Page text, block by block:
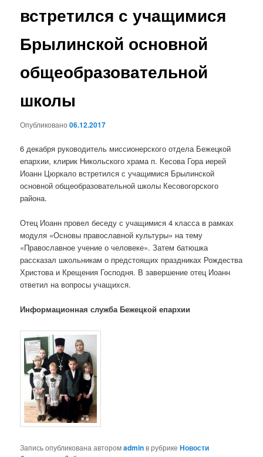
встретился с учащимися
Брылинской основной
общеобразовательной
школы
Опубликовано06.12.2017
6 декабря руководитель миссионерского отдела Бежецкой
епархии, клирик Никольского храма п. Кесова Гора иерей
Иоанн Цюркало встретился с учащимися Брылинской
основной общеобразовательной школы Кесовогорского
района.
Отец Иоанн провел беседу с учащимися 4 класса в рамках
модуля «Основы православной культуры» на тему
«Православное учение о человеке». Затем батюшка
рассказал школьникам о предстоящих праздниках Рождества
Христова и Крещения Господня. В завершение отец Иоанн
ответил на вопросы учащихся.
Информационная служба Бежецкой епархии
Запись опубликована авторомadminв рубрикеНовости